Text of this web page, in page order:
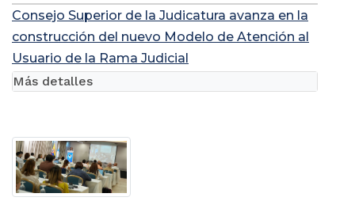
Consejo Superior de la Judicatura avanza en la
construcción del nuevo Modelo de Atención al
Usuario de la Rama Judicial
Más detalles